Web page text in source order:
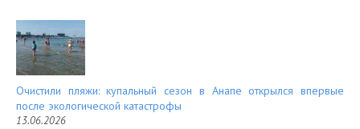
Очистили пляжи: купальный сезон в Анапе открылся впервые
после экологической катастрофы
13.06.2026